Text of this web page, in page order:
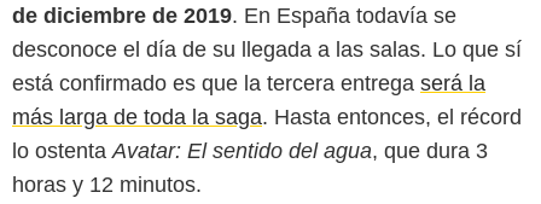
de diciembre de 2019. En España todavía se
desconoce el día de su llegada a las salas. Lo que sí
está confirmado es que la tercera entrega será la
más larga de toda la saga. Hasta entonces, el récord
lo ostentaAvatar: El sentido del agua, que dura 3
horas y 12 minutos.